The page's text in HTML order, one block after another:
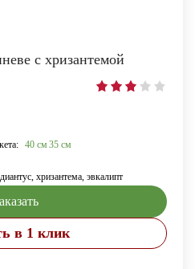
с хризантемой
40 см 35 см
хризантема, эвкалипт
в 1 клик